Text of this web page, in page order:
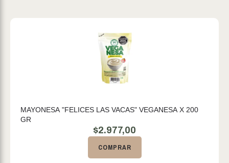
MAYONESA "FELICES LAS VACAS" VEGANESA X 200
GR
$2.977,00
COMPRAR